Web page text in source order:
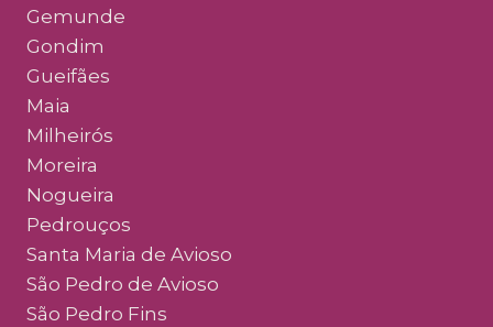
Gemunde
Gondim
Gueifães
Maia
Milheirós
Moreira
Nogueira
Pedrouços
Santa Maria de Avioso
São Pedro de Avioso
São Pedro Fins